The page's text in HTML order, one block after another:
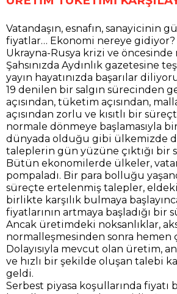
Vatandaşın, esnafın, sanayicinin
fiyatlar… Ekonomi nereye
Ukrayna-Rusya krizi ve öncesinde
Şahsınızda Aydınlık gazetesine
yayın hayatınızda başarılar
19 denilen bir salgın sürecinden
açısından, tüketim açısından,
açısından zorlu ve kısıtlı bir
normale dönmeye başlamasıyla
dünyada olduğu gibi ülkemizde
taleplerin gün yüzüne çıktığı bir
Bütün ekonomilerde ülkeler,
pompaladı. Bir para bolluğu
süreçte ertelenmiş talepler,
birlikte karşılık bulmaya
fiyatlarının artmaya başladığı bir
Ancak üretimdeki noksanlıklar,
normalleşmesinden sonra hemen
Dolayısıyla mevcut olan üretim,
ve hızlı bir şekilde oluşan talebi
geldi.
Serbest piyasa koşullarında fiyatı